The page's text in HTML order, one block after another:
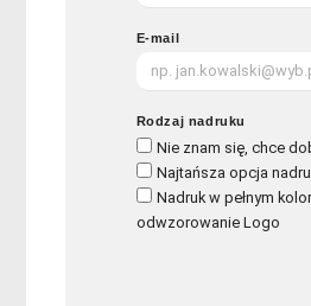
E-mail
Rodzaj nadruku
Nie znam się, chce
Najtańsza opcja
Nadruk w pełnym
odwzorowanie Logo